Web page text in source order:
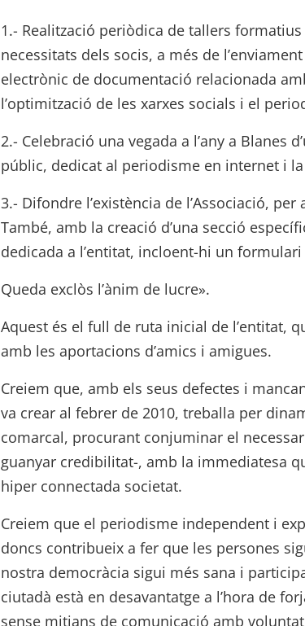
1.- Realització periòdica de tallers
necessitats dels socis, a més de
electrònic de documentació relacionada
l’optimització de les xarxes socials i el
2.- Celebració una vegada a l’any a Blanes
públic, dedicat al periodisme en internet i
3.- Difondre l’existència de l’Associació,
També, amb la creació d’una secció
dedicada a l’entitat, incloent-hi un
Queda exclòs l’ànim de lucre».
Aquest és el full de ruta inicial de l’entitat,
amb les aportacions d’amics i amigues.
Creiem que, amb els seus defectes i
va crear al febrer de 2010, treballa per
comarcal, procurant conjuminar el
guanyar credibilitat-, amb la immediatesa
hiper connectada societat.
Creiem que el periodisme independent i
doncs contribueix a fer que les persones
nostra democràcia sigui més sana i
ciutadà està en desavantatge a l’hora de
sense mitjans de comunicació amb